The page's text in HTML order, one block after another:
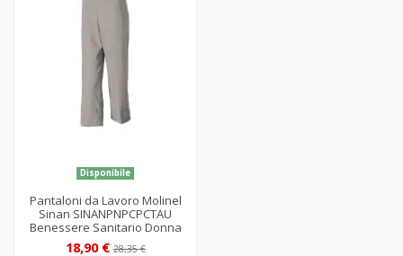
Disponibile
Pantaloni da Lavoro Molinel
Sinan SINANPNPCPCTAU
Benessere Sanitario Donna
18,90 €28,35 €